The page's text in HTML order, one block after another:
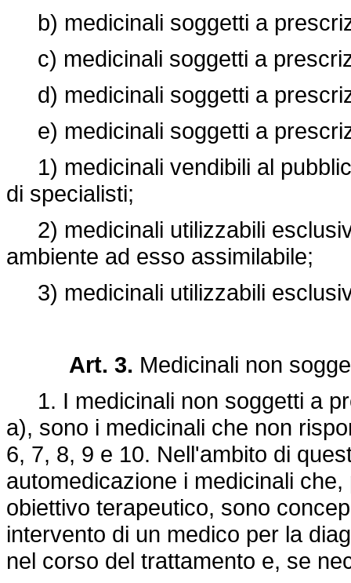
b) medicinali soggetti a
c) medicinali soggetti a
d) medicinali soggetti a
e) medicinali soggetti a
1) medicinali vendibili al
di specialisti;
2) medicinali utilizzabili
ambiente ad esso assimilabile;
3) medicinali utilizzabili
Art. 3. Medicinali non
1. I medicinali non soggetti a
a), sono i medicinali che non
6, 7, 8, 9 e 10. Nell'ambito di
automedicazione i medicinali
obiettivo terapeutico, sono
intervento di un medico per la
nel corso del trattamento e, se